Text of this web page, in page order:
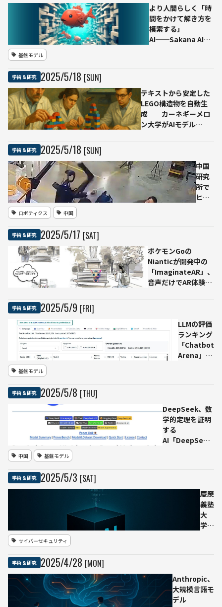
チで高度なアルゴ
リズムを設計、未
解決問題に一手
より人間らしく「時
間をかけて解き方を
模索する」
AI──Sakana AIの
発表
基盤モデル
学術＆研究 2025/5/18 [SUN]
テキストから安定した
LEGO構造物を自動生
成──カーネギーメロ
ン大学がAIモデル
を公開
学術＆研究 2025/5/18 [SUN]
中国
研究
所で
ヒュ
──
制御
不能
散、
安全
性に
疑問
ロボティクス 中国
学術＆研究 2025/5/17 [SAT]
ポケモンGoの
Nianticが開発中の
「ImaginateAR」、
音声だけでAR体験を
学術＆研究 2025/5/9 [FRI]
LLMの評価
ランキング
「Chatbot
Arena」に
Cohereら
研究者が不
手法を指
基盤モデル
学術＆研究 2025/5/8 [THU]
DeepSeek、数
学的定理を証明
する
AI「DeepSeek-
中国 基盤モデル
学術＆研究 2025/5/3 [SAT]
慶應
義塾
大
学、
対策
に物
サイバーセキュリティ
学術＆研究 2025/4/28 [MON]
Anthropic、
大規模言語モ
デル